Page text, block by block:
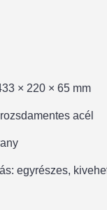
× 220 × 65 mm
acél
egyrészes,